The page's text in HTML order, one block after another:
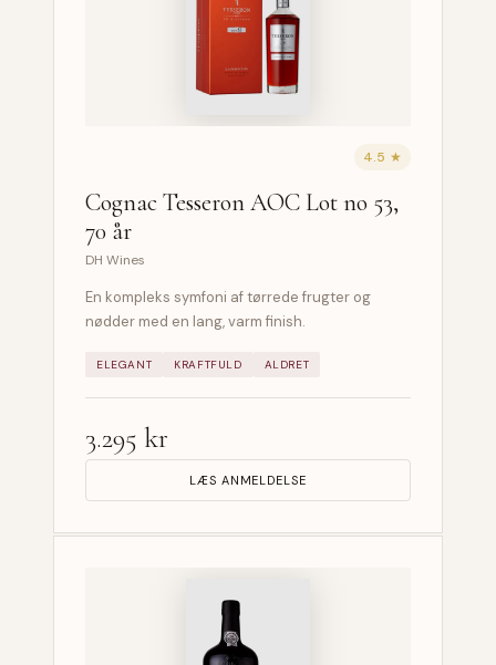
4.5 ★
Cognac Tesseron AOC Lot no 53,
70 år
DH Wines
En kompleks symfoni af tørrede frugter og
nødder med en lang, varm finish.
ELEGANT KRAFTFULD ALDRET
3.295 kr
LÆS ANMELDELSE